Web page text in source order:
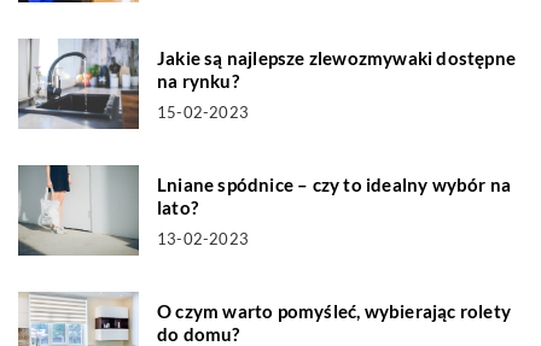
Jakie są najlepsze zlewozmywaki dostępne
na rynku?
15-02-2023
Lniane spódnice – czy to idealny wybór na
lato?
13-02-2023
O czym warto pomyśleć, wybierając rolety
do domu?